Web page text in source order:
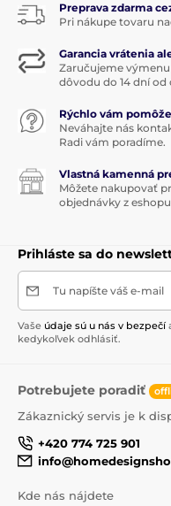
Preprava zdarma
Pri nákupe tovaru
Garancia vrátenia
Zaručujeme
dôvodu do 14 dní od
Rýchlo vám
Neváhajte nás
Radi vám poradíme.
Vlastná kamenná
Môžete nakupovať
objednávky z
Prihláste sa do
Tu napíšte váš e-mail
Vaše údaje sú u nás v bezpečí
kedykoľvek odhlásiť.
Potrebujete poradiť
Zákaznický servis je k
+420 774 725 901
Kde nás nájdete